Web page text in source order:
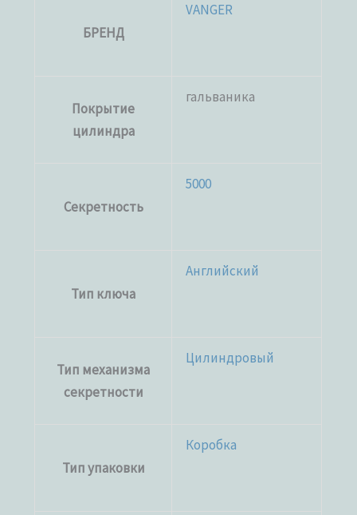
БРЕНД
VANGER
Покрытие
цилиндра
гальваника
Секретность
5000
Тип ключа
Английский
Тип механизма
секретности
Цилиндровый
Тип упаковки
Коробка